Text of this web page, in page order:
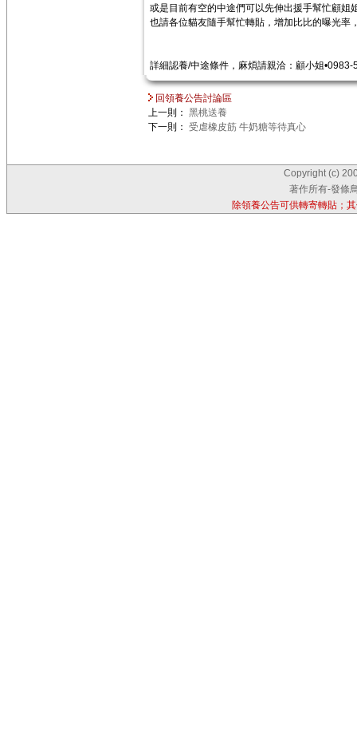
或是目前有空的中途們可以先伸出援手幫忙顧姐
也請各位貓友隨手幫忙轉貼，增加比比的曝光率
詳細認養/中途條件，麻煩請親洽：顧小姐•0983-
回領養公告討論區
上一則： 黑桃送養
下一則： 受虐橡皮筋 牛奶糖等待真心
Copyright (c)
著作所有-發條
除領養公告可供轉寄轉貼；